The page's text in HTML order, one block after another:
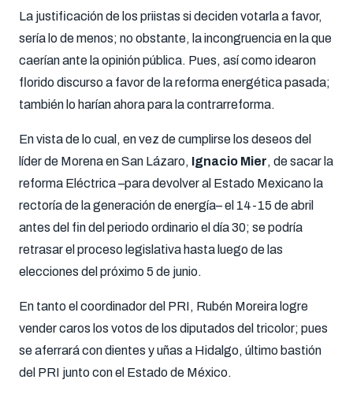
La justificación de los priistas si deciden votarla a favor,
sería lo de menos; no obstante, la incongruencia en la que
caerían ante la opinión pública. Pues, así como idearon
florido discurso a favor de la reforma energética pasada;
también lo harían ahora para la contrarreforma.
En vista de lo cual, en vez de cumplirse los deseos del
líder de Morena en San Lázaro, Ignacio Mier, de sacar la
reforma Eléctrica –para devolver al Estado Mexicano la
rectoría de la generación de energía– el 14-15 de abril
antes del fin del periodo ordinario el día 30; se podría
retrasar el proceso legislativa hasta luego de las
elecciones del próximo 5 de junio.
En tanto el coordinador del PRI, Rubén Moreira logre
vender caros los votos de los diputados del tricolor; pues
se aferrará con dientes y uñas a Hidalgo, último bastión
del PRI junto con el Estado de México.